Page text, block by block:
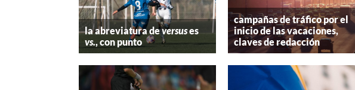
la abreviatura deversuses
vs., con punto
campañas de tráfico por el
inicio de las vacaciones,
claves de redacción